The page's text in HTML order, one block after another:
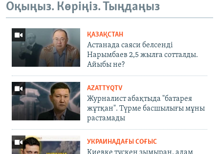
Оқыңыз. Көріңіз. Тыңдаңыз
ҚАЗАҚСТАН
Астанада саяси белсенді
Нарымбаев 2,5 жылға сотталды.
Айыбы не?
AZATTYQTV
Журналист абақтыда "батарея
жұтқан". Түрме басшылығы мұны
растамады
УКРАИНАДАҒЫ СОҒЫС